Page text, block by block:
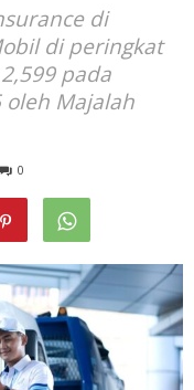
di
di peringkat
pada
oleh Majalah
0